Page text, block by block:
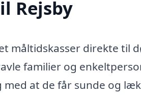
Rejsby
måltidskasser direkte til
familier og
at de får sunde og